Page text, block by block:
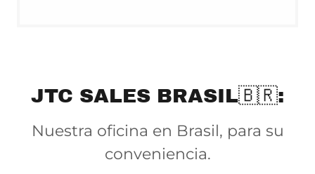
JTC SALES BRASIL🇧🇷:
Nuestra oficina en Brasil, para su
conveniencia.